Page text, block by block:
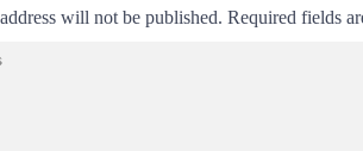
will not be published. Required fields